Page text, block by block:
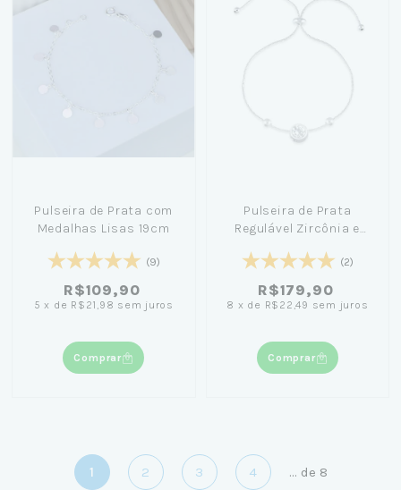
Pulseira de Prata com
Medalhas Lisas 19cm
(9)
R$109,90
5 x de R$21,98 sem juros
Comprar
Pulseira de Prata
Regulável Zircônia e
(2)
R$179,90
8 x de R$22,49 sem juros
Comprar
1 2 3 4 ... de 8